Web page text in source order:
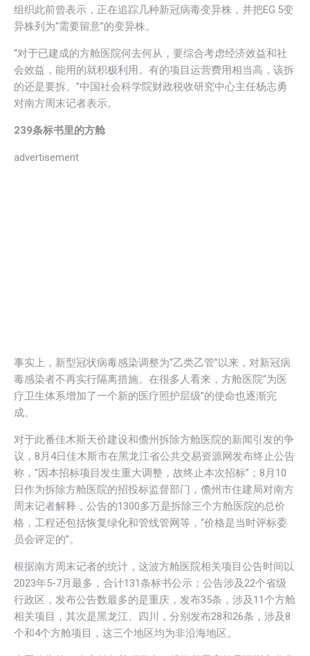
组织此前曾表示，正在追踪几种新冠病毒变异株，并把EG.5变
异株列为“需要留意”的变异株。
“对于已建成的方舱医院何去何从，要综合考虑经济效益和社
会效益，能用的就积极利用。有的项目运营费用相当高，该拆
的还是要拆。”中国社会科学院财政税收研究中心主任杨志勇
对南方周末记者表示。
239条标书里的方舱
advertisement
事实上，新型冠状病毒感染调整为“乙类乙管”以来，对新冠病
毒感染者不再实行隔离措施。在很多人看来，方舱医院“为医
疗卫生体系增加了一个新的医疗照护层级”的使命也逐渐完
成。
对于此番佳木斯天价建设和儋州拆除方舱医院的新闻引发的争
议，8月4日佳木斯市在黑龙江省公共交易资源网发布终止公告
称，“因本招标项目发生重大调整，故终止本次招标”；8月10
日作为拆除方舱医院的招投标监督部门，儋州市住建局对南方
周末记者解释，公告的1300多万是拆除三个方舱医院的总价
格，工程还包括恢复绿化和管线管网等，“价格是当时评标委
员会评定的”。
根据南方周末记者的统计，这波方舱医院相关项目公告时间以
2023年5-7月最多，合计131条标书公示；公告涉及22个省级
行政区，发布公告数最多的是重庆，发布35条，涉及11个方舱
相关项目，其次是黑龙江、四川，分别发布28和26条，涉及8
个和4个方舱项目，这三个地区均为非沿海地区。